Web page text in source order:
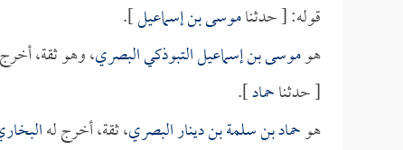
قوله: [ حدثناموسى بن إسماعيل].
هوموسى بن إسماعيل التبوذكي البصري، وهو ثقة،
[ حدثناحماد].
هوحماد بن سلمة بن دينار البصري، ثقة، أخرج له